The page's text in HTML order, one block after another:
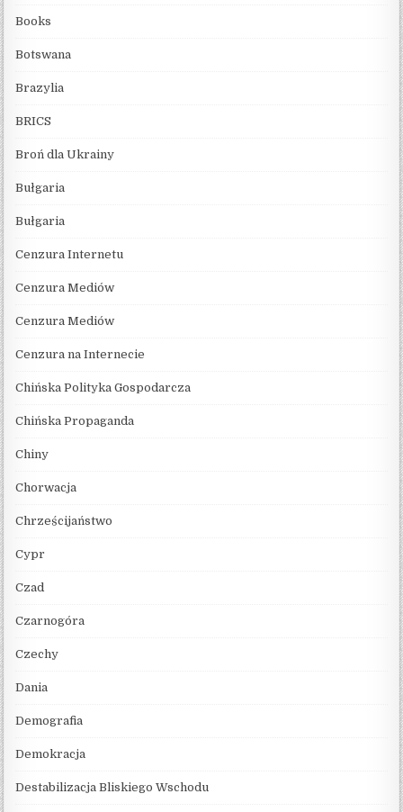
Books
Botswana
Brazylia
BRICS
Broń dla Ukrainy
Bułgaria
Bułgaria
Cenzura Internetu
Cenzura Mediów
Cenzura Mediów
Cenzura na Internecie
Chińska Polityka Gospodarcza
Chińska Propaganda
Chiny
Chorwacja
Chrześcijaństwo
Cypr
Czad
Czarnogóra
Czechy
Dania
Demografia
Demokracja
Destabilizacja Bliskiego Wschodu